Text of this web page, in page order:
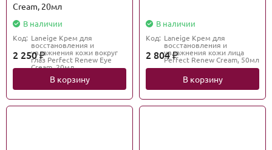
Cream, 20мл
В наличии
Код: Laneige Крем для
восстановления и
увлажнения кожи вокруг
глаз Perfect Renew Eye
Cream, 20мл
2 250₽
В корзину
В наличии
Код: Laneige Крем для
восстановления и
увлажнения кожи лица
Perfect Renew Cream, 50мл
2 804₽
В корзину